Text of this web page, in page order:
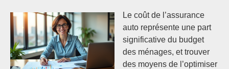
Le coût de l’assurance
auto représente une part
significative du budget
des ménages, et trouver
des moyens de l’optimiser